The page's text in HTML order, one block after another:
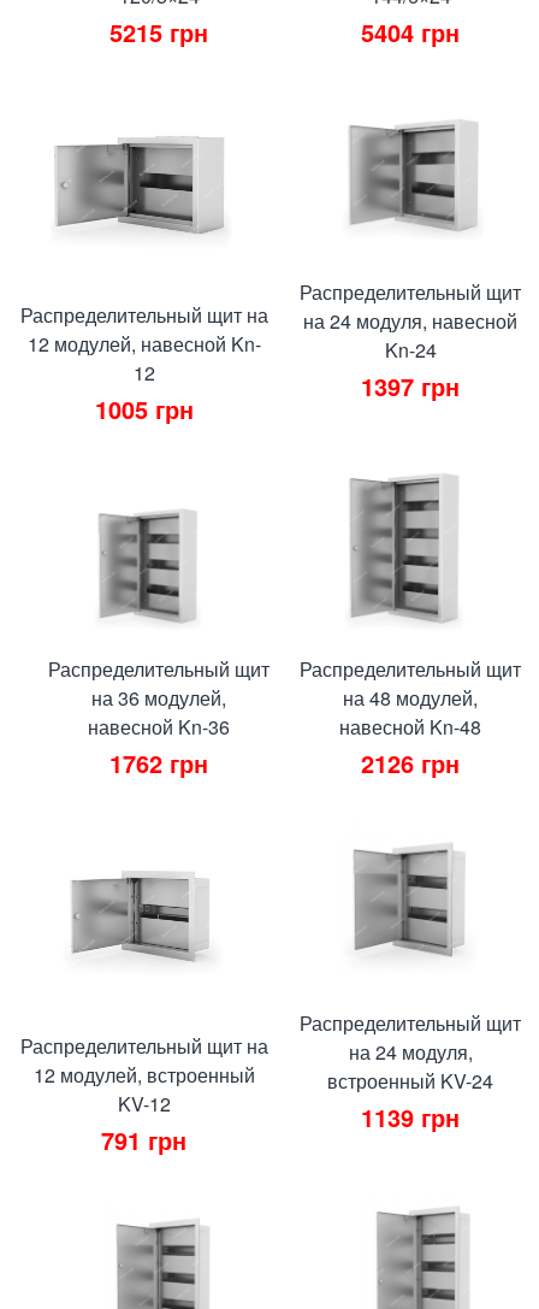
5215 грн 5404 грн
Распределительный щит на
12 модулей, навесной Kn-
12
1005 грн
Распределительный щит
на 24 модуля, навесной
Kn-24
1397 грн
Распределительный щит
на 36 модулей,
навесной Kn-36
1762 грн
Распределительный щит
на 48 модулей,
навесной Kn-48
2126 грн
Распределительный щит на
12 модулей, встроенный
KV-12
791 грн
Распределительный щит
на 24 модуля,
встроенный KV-24
1139 грн